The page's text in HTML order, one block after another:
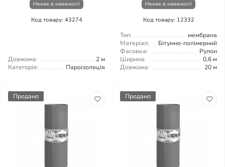
Немає в наявності
Код товару: 43274
Довжина:
2 м
Категорія:
Пароізоляція
Немає в наявності
Код товару: 12332
Тип:
мембрана
Матеріал:
Бітумно-полімерний
Фасовка:
Рулон
Ширина:
0,6 м
Довжина:
20 м
Продано Продано